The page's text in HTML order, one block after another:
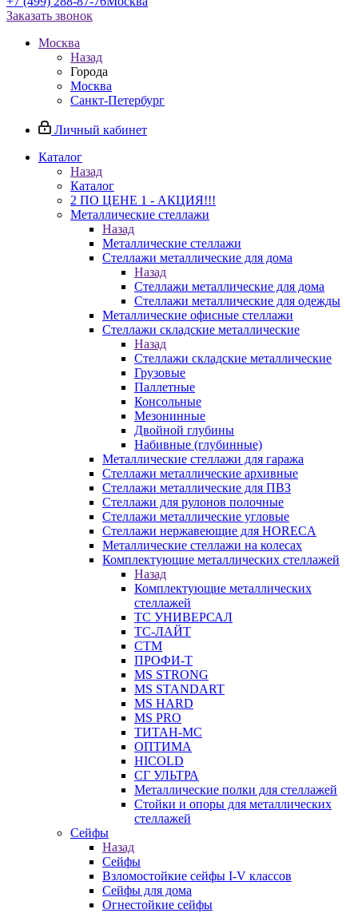
Заказать звонок
Москва
Назад
Города
Москва
Санкт-Петербург
Личный кабинет
Каталог
Назад
Каталог
2 ПО ЦЕНЕ 1 - АКЦИЯ!!!
Металлические стеллажи
Назад
Металлические стеллажи
Стеллажи металлические для дома
Назад
Стеллажи металлические для дома
Стеллажи металлические для одежды
Металлические офисные стеллажи
Стеллажи складские металлические
Назад
Стеллажи складские металлические
Грузовые
Паллетные
Консольные
Мезонинные
Двойной глубины
Набивные (глубинные)
Металлические стеллажи для гаража
Стеллажи металлические архивные
Стеллажи металлические для ПВЗ
Стеллажи для рулонов полочные
Стеллажи металлические угловые
Стеллажи нержавеющие для HORECA
Металлические стеллажи на колесах
Комплектующие металлических стеллажей
Назад
Комплектующие металлических
стеллажей
ТС УНИВЕРСАЛ
ТС-ЛАЙТ
СТМ
ПРОФИ-Т
MS STRONG
MS STANDART
MS HARD
MS PRO
ТИТАН-МС
ОПТИМА
HICOLD
СГ УЛЬТРА
Металлические полки для стеллажей
Стойки и опоры для металлических
стеллажей
Сейфы
Назад
Сейфы
Взломостойкие сейфы I-V классов
Сейфы для дома
Огнестойкие сейфы